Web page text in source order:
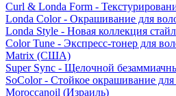
Curl & Londa Form -
Londa Color - Окрашивание для
Londa Style - Новая коллекция
Color Tune - Экспресс-тонер для
Matrix (США)
Super Sync - Щелочной
SoColor - Стойкое окрашивание для
Moroccanoil (Израиль)